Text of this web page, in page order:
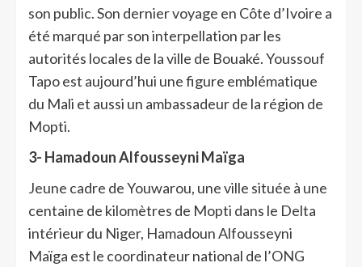
son public. Son dernier voyage en Côte d’Ivoire a
été marqué par son interpellation par les
autorités locales de la ville de Bouaké. Youssouf
Tapo est aujourd’hui une figure emblématique
du Mali et aussi un ambassadeur de la région de
Mopti.
3- Hamadoun Alfousseyni Maïga
Jeune cadre de Youwarou, une ville située à une
centaine de kilomètres de Mopti dans le Delta
intérieur du Niger, Hamadoun Alfousseyni
Maïga est le coordinateur national de l’ONG